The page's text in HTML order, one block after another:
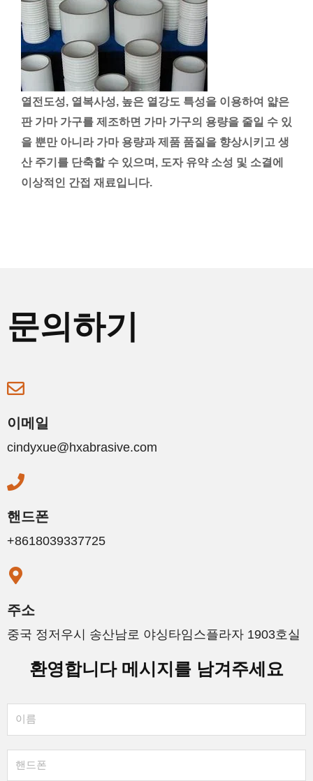
열전도성, 열복사성, 높은 열강도 특성을 이용하여 얇은
판 가마 가구를 제조하면 가마 가구의 용량을 줄일 수 있
을 뿐만 아니라 가마 용량과 제품 품질을 향상시키고 생
산 주기를 단축할 수 있으며, 도자 유약 소성 및 소결에
이상적인 간접 재료입니다.
문의하기
이메일
cindyxue@hxabrasive.com
핸드폰
+8618039337725
주소
중국 정저우시 송산남로 야싱타임스플라자 1903호실
환영합니다 메시지를 남겨주세요